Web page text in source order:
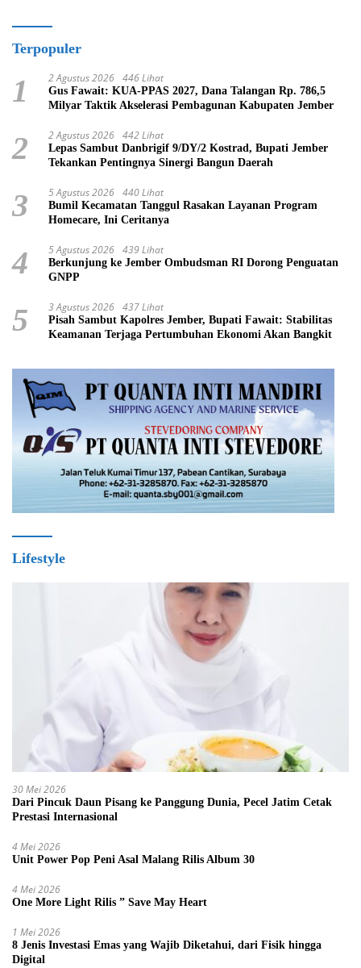
Terpopuler
1 2 Agustus 2026 446 Lihat
Gus Fawait: KUA-PPAS 2027, Dana Talangan Rp. 786,5
Milyar Taktik Akselerasi Pembagunan Kabupaten Jember
2 2 Agustus 2026 442 Lihat
Lepas Sambut Danbrigif 9/DY/2 Kostrad, Bupati Jember
Tekankan Pentingnya Sinergi Bangun Daerah
3 5 Agustus 2026 440 Lihat
Bumil Kecamatan Tanggul Rasakan Layanan Program
Homecare, Ini Ceritanya
4 5 Agustus 2026 439 Lihat
Berkunjung ke Jember Ombudsman RI Dorong Penguatan
GNPP
5 3 Agustus 2026 437 Lihat
Pisah Sambut Kapolres Jember, Bupati Fawait: Stabilitas
Keamanan Terjaga Pertumbuhan Ekonomi Akan Bangkit
Lifestyle
30 Mei 2026
Dari Pincuk Daun Pisang ke Panggung Dunia, Pecel Jatim Cetak
Prestasi Internasional
4 Mei 2026
Unit Power Pop Peni Asal Malang Rilis Album 30
4 Mei 2026
One More Light Rilis ” Save May Heart
1 Mei 2026
8 Jenis Investasi Emas yang Wajib Diketahui, dari Fisik hingga
Digital